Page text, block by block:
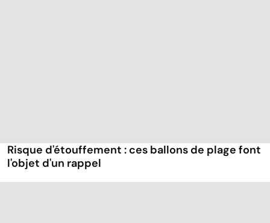
Risque d'étouffement : ces ballons de plage font
l'objet d'un rappel